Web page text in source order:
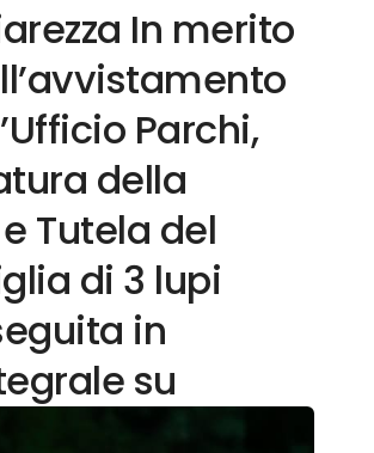
In merito
Parchi,
della
Tutela del
di 3 lupi
in
su